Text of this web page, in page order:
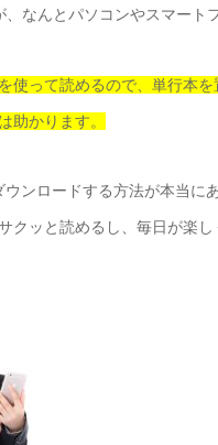
なんとパソコンやスマート
使って読めるので、単行本
助かります。
ンロードする方法が本当に
クッと読めるし、毎日が楽し